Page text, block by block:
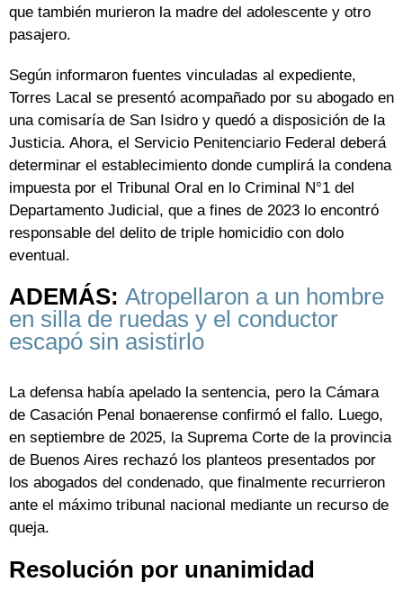
que también murieron la madre del adolescente y otro
pasajero.
Según informaron fuentes vinculadas al expediente,
Torres Lacal se presentó acompañado por su abogado en
una comisaría de San Isidro y quedó a disposición de la
Justicia. Ahora, el Servicio Penitenciario Federal deberá
determinar el establecimiento donde cumplirá la condena
impuesta por el Tribunal Oral en lo Criminal N°1 del
Departamento Judicial, que a fines de 2023 lo encontró
responsable del delito de triple homicidio con dolo
eventual.
ADEMÁS: Atropellaron a un hombre
en silla de ruedas y el conductor
escapó sin asistirlo
La defensa había apelado la sentencia, pero la Cámara
de Casación Penal bonaerense confirmó el fallo. Luego,
en septiembre de 2025, la Suprema Corte de la provincia
de Buenos Aires rechazó los planteos presentados por
los abogados del condenado, que finalmente recurrieron
ante el máximo tribunal nacional mediante un recurso de
queja.
Resolución por unanimidad